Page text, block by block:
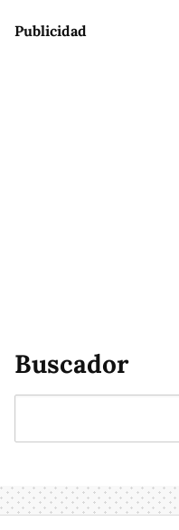
Publicidad
Buscador